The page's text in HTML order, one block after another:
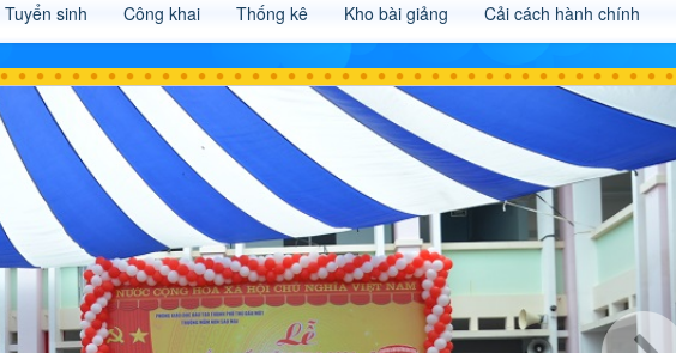
Tuyển sinh Công khai Thống kê Kho bài giảng Cải cách hành chính